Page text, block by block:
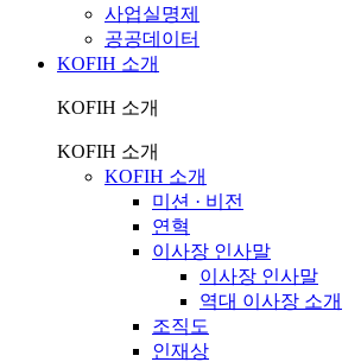
사업실명제
공공데이터
KOFIH 소개
KOFIH 소개
KOFIH 소개
KOFIH 소개
미션 · 비전
연혁
이사장 인사말
이사장 인사말
역대 이사장 소개
조직도
인재상